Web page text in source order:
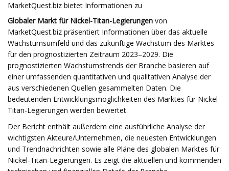
MarketQuest.biz bietet Informationen zu
Globaler Markt für Nickel-Titan-Legierungen von
MarketQuest.biz präsentiert Informationen über das aktuelle
Wachstumsumfeld und das zukünftige Wachstum des Marktes
für den prognostizierten Zeitraum 2023–2029. Die
prognostizierten Wachstumstrends der Branche basieren auf
einer umfassenden quantitativen und qualitativen Analyse der
aus verschiedenen Quellen gesammelten Daten. Die
bedeutenden Entwicklungsmöglichkeiten des Marktes für Nickel-
Titan-Legierungen werden bewertet.
Der Bericht enthält außerdem eine ausführliche Analyse der
wichtigsten Akteure/Unternehmen, die neuesten Entwicklungen
und Trendnachrichten sowie alle Pläne des globalen Marktes für
Nickel-Titan-Legierungen. Es zeigt die aktuellen und kommenden